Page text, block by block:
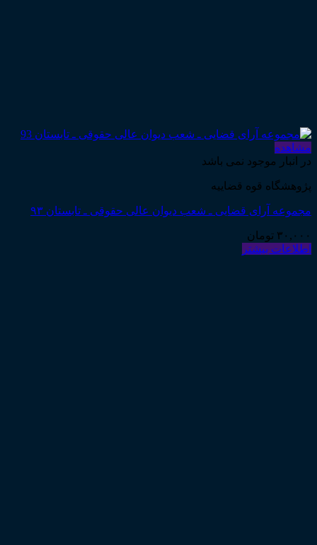
مشاهده
در انبار موجود نمی باشد
پژوهشگاه قوه قضاییه
مجموعه آرای قضایی ـ شعب دیوان عالی حقوقی ـ تابستان ۹۳
۳۰,۰۰۰ تومان
اطلاعات بیشتر